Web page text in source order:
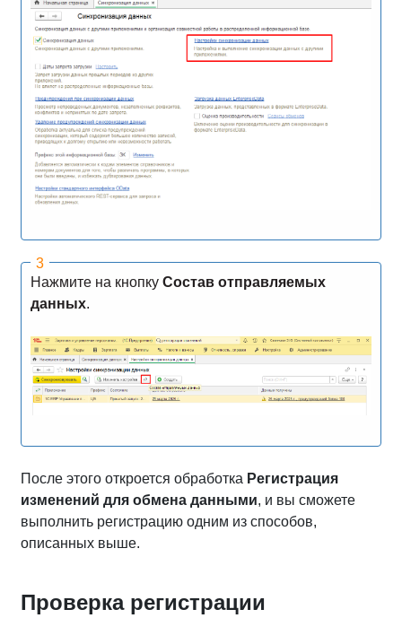
Нажмите на кнопку Состав отправляемых
данных.
После этого откроется обработка Регистрация
изменений для обмена данными, и вы сможете
выполнить регистрацию одним из способов,
описанных выше.
Проверка регистрации